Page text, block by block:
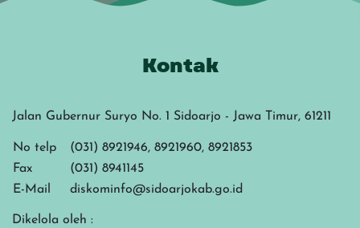
Kontak
Jalan Gubernur Suryo No. 1 Sidoarjo - Jawa Timur, 61211
No telp
(031) 8921946, 8921960, 8921853
Fax
(031) 8941145
E-Mail
diskominfo@sidoarjokab.go.id
Dikelola oleh :